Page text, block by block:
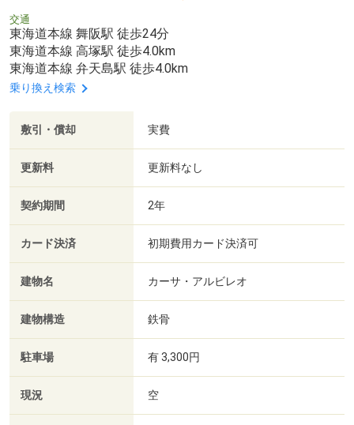
交通
東海道本線 舞阪駅 徒歩24分
東海道本線 高塚駅 徒歩4.0km
東海道本線 弁天島駅 徒歩4.0km
乗り換え検索
敷引・償却 実費
更新料 更新料なし
契約期間 2年
カード決済 初期費用カード決済可
建物名 カーサ・アルビレオ
建物構造 鉄骨
駐車場 有 3,300円
現況 空